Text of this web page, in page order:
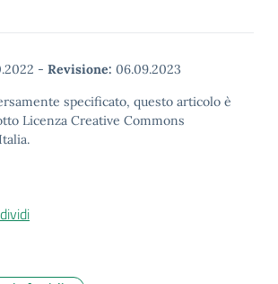
- Revisione: 06.09.2023
specificato, questo articolo è
Licenza Creative Commons